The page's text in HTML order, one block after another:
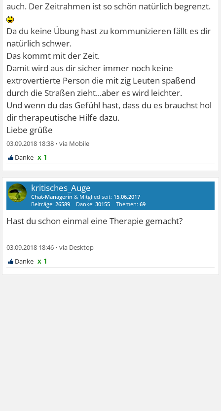
auch. Der Zeitrahmen ist so schön natürlich begrenzt.
Da du keine Übung hast zu kommunizieren fällt es dir
natürlich schwer.
Das kommt mit der Zeit.
Damit wird aus dir sicher immer noch keine
extrovertierte Person die mit zig Leuten spaßend
durch die Straßen zieht...aber es wird leichter.
Und wenn du das Gefühl hast, dass du es brauchst hol
dir therapeutische Hilfe dazu.
Liebe grüße
03.09.2018 18:38 •
x 1
kritisches_Auge
Chat-Managerin & Mitglied seit: 15.06.2017
Beiträge:26589 Danke:30155 Themen:69
Hast du schon einmal eine Therapie gemacht?
03.09.2018 18:46 •
x 1